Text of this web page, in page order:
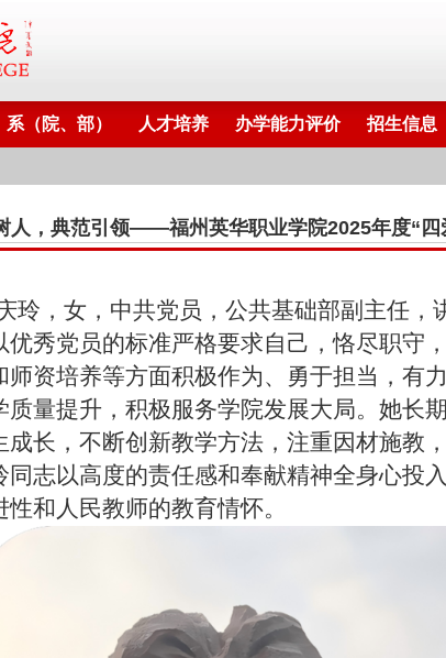
系（院、部） 人才培养 办学能力评价 招生信息
人，典范引领——福州英华职业学院2025年度“四
玲，女，中共党员，公共基础部副主任，
优秀党员的标准严格要求自己，恪尽职守
师资培养等方面积极作为、勇于担当，有
质量提升，积极服务学院发展大局。她长
成长，不断创新教学方法，注重因材施教
同志以高度的责任感和奉献精神全身心投
性和人民教师的教育情怀。